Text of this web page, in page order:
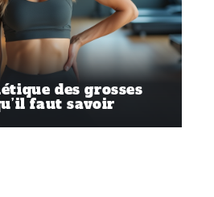
des grosses
faut savoir